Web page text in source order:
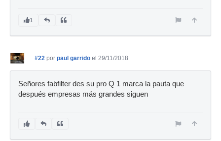
1
#22 por paul garrido el 29/11/2018
Señores fabfilter des su pro Q 1 marca la pauta que
después empresas más grandes siguen